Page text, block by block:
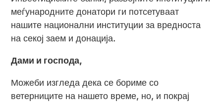
меѓународните донатори ги потсетуваат
нашите национални институции за вредноста
на секој заем и донација.
Дами и господа,
Можеби изгледа дека се бориме со
ветерниците на нашето време, но, и покрај